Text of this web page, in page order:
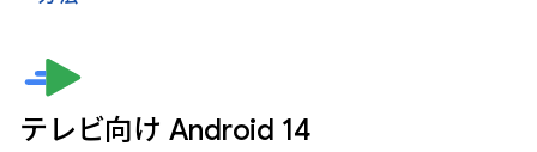
テレビ向け Android 14